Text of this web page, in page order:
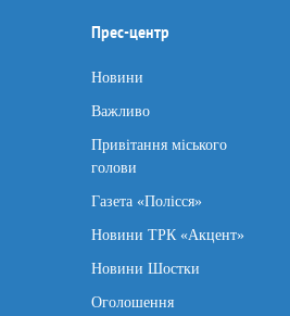
Прес-центр
Новини
Важливо
Привітання міського
голови
Газета «Полісся»
Новини ТРК «Акцент»
Новини Шостки
Оголошення